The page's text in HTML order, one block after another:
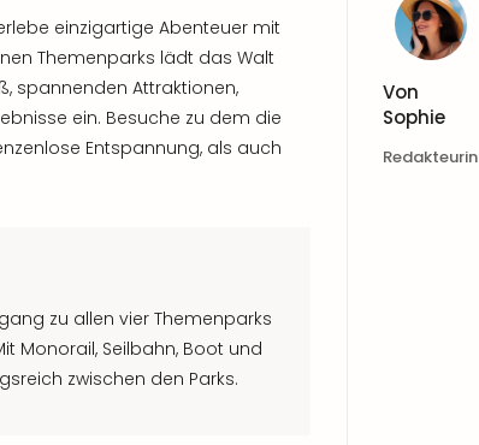
einzigartige Abenteuer mit
Themenparks lädt das Walt
spannenden Attraktionen,
ein. Besuche zu dem die
Entspannung, als auch
zu allen vier Themenparks
Monorail, Seilbahn, Boot und
zwischen den Parks.
Von
Sophie
Redakteurin